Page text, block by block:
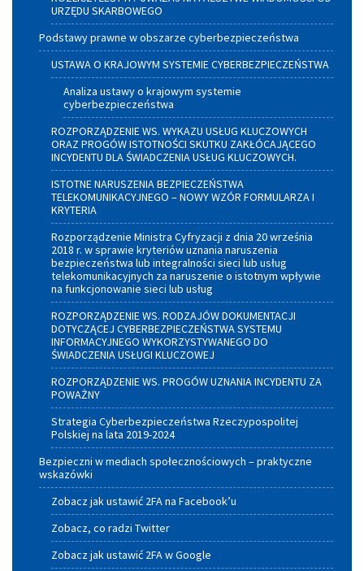
URZĘDU SKARBOWEGO
Podstawy prawne w obszarze cyberbezpieczeństwa
USTAWA O KRAJOWYM SYSTEMIE CYBERBEZPIECZEŃSTWA
Analiza ustawy o krajowym systemie
cyberbezpieczeństwa
ROZPORZĄDZENIE WS. WYKAZU USŁUG KLUCZOWYCH
ORAZ PROGÓW ISTOTNOŚCI SKUTKU ZAKŁÓCAJĄCEGO
INCYDENTU DLA ŚWIADCZENIA USŁUG KLUCZOWYCH.
ISTOTNE NARUSZENIA BEZPIECZEŃSTWA
TELEKOMUNIKACYJNEGO – NOWY WZÓR FORMULARZA I
KRYTERIA
Rozporządzenie Ministra Cyfryzacji z dnia 20 września
2018 r. w sprawie kryteriów uznania naruszenia
bezpieczeństwa lub integralności sieci lub usług
telekomunikacyjnych za naruszenie o istotnym wpływie
na funkcjonowanie sieci lub usług
ROZPORZĄDZENIE WS. RODZAJÓW DOKUMENTACJI
DOTYCZĄCEJ CYBERBEZPIECZEŃSTWA SYSTEMU
INFORMACYJNEGO WYKORZYSTYWANEGO DO
ŚWIADCZENIA USŁUGI KLUCZOWEJ
ROZPORZĄDZENIE WS. PROGÓW UZNANIA INCYDENTU ZA
POWAŻNY
Strategia Cyberbezpieczeństwa Rzeczypospolitej
Polskiej na lata 2019-2024
Bezpieczni w mediach społecznościowych – praktyczne
wskazówki
Zobacz jak ustawić 2FA na Facebook’u
Zobacz, co radzi Twitter
Zobacz jak ustawić 2FA w Google